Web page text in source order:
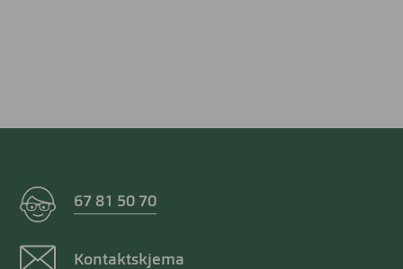
67 81 50 70
Kontaktskjema